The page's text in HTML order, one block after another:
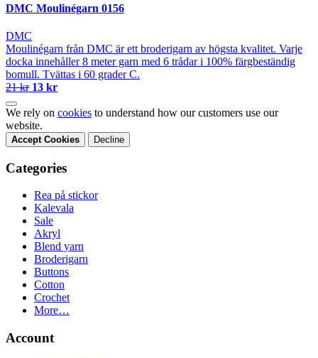
DMC Moulinégarn 0156
DMC
Moulinégarn från DMC är ett broderigarn av högsta kvalitet. Varje
docka innehåller 8 meter garn med 6 trådar i 100% färgbeständig
bomull. Tvättas i 60 grader C.
21 kr 13 kr
We rely on cookies to understand how our customers use our
website.
Accept Cookies Decline
Categories
Rea på stickor
Kalevala
Sale
Akryl
Blend yarn
Broderigarn
Buttons
Cotton
Crochet
More…
Account